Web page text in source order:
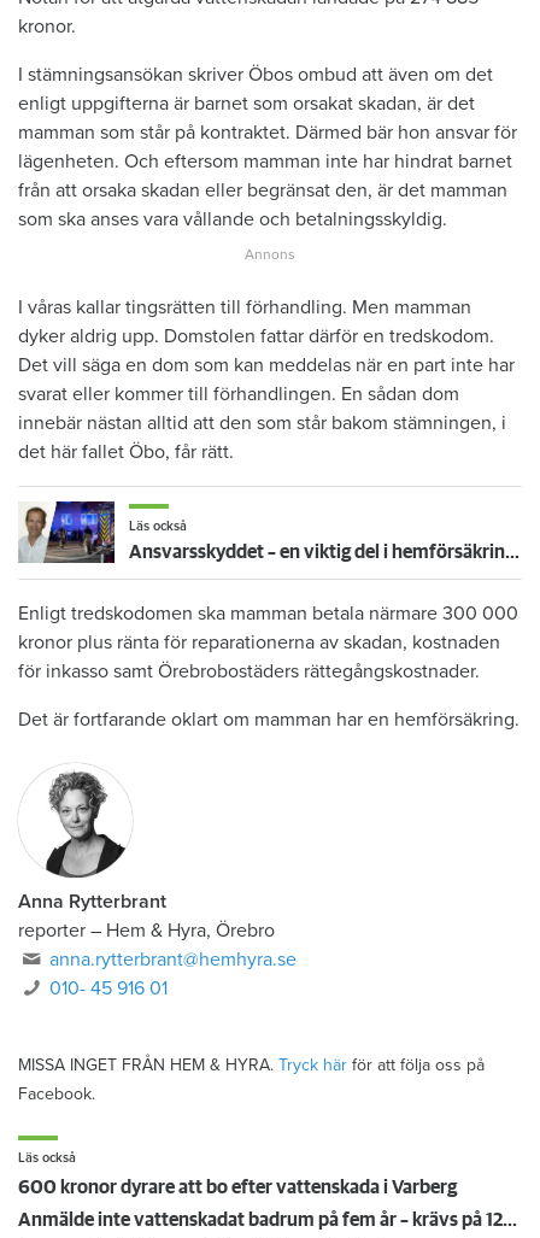
kronor.
I stämningsansökan skriver Öbos ombud att även om det
enligt uppgifterna är barnet som orsakat skadan, är det
mamman som står på kontraktet. Därmed bär hon ansvar för
lägenheten. Och eftersom mamman inte har hindrat barnet
från att orsaka skadan eller begränsat den, är det mamman
som ska anses vara vållande och betalningsskyldig.
I våras kallar tingsrätten till förhandling. Men mamman
dyker aldrig upp. Domstolen fattar därför en tredskodom.
Det vill säga en dom som kan meddelas när en part inte har
svarat eller kommer till förhandlingen. En sådan dom
innebär nästan alltid att den som står bakom stämningen, i
det här fallet Öbo, får rätt.
Läs också
Ansvarsskyddet – en viktig del i hemförsäkringen
Enligt tredskodomen ska mamman betala närmare 300 000
kronor plus ränta för reparationerna av skadan, kostnaden
för inkasso samt Örebrobostäders rättegångskostnader.
Det är fortfarande oklart om mamman har en hemförsäkring.
Anna Rytterbrant
reporter – Hem & Hyra, Örebro
anna.rytterbrant@hemhyra.se
010- 45 916 01
MISSA INGET FRÅN HEM & HYRA. Tryck här för att följa oss på
Facebook.
Läs också
600 kronor dyrare att bo efter vattenskada i Varberg
Anmälde inte vattenskadat badrum på fem år – krävs på 125 000 kronor